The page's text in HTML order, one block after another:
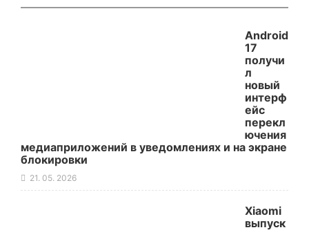
Android
17
получи
л
новый
интерф
ейс
перекл
ючения
медиаприложений в уведомлениях и на экране
блокировки
21. 05. 2026
Xiaomi
выпуск